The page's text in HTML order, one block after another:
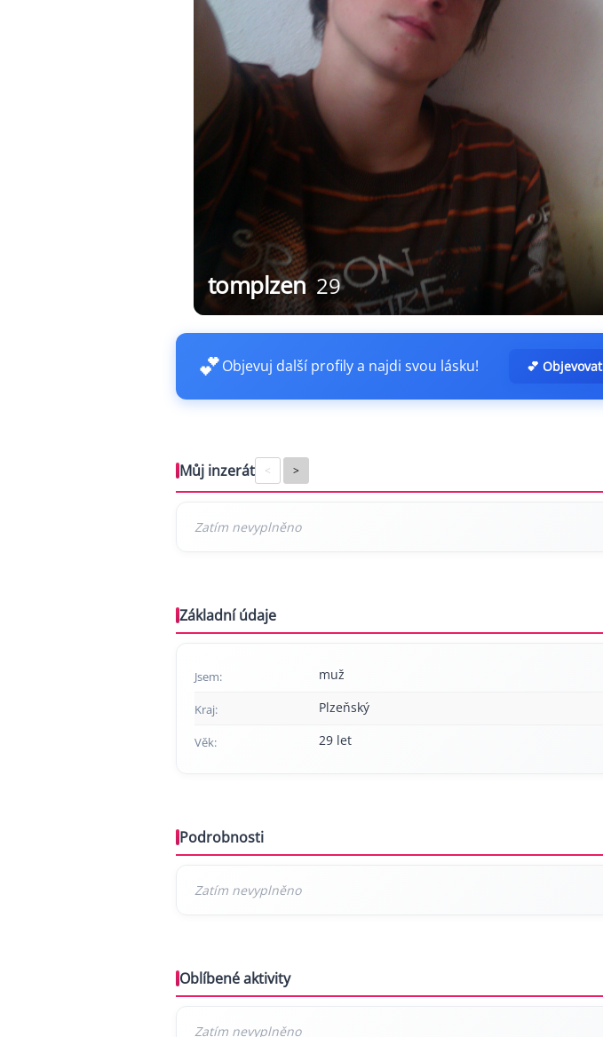
tomplzen 29
💕Objevuj další profily a najdi svou lásku! 💕 Objevovat
Můj inzerát < >
Základní údaje
Jsem: muž
Kraj: Plzeňský
Věk: 29 let
Podrobnosti
Oblíbené aktivity